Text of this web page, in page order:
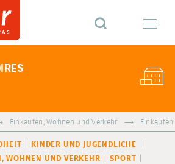
Einkaufen, Wohnen und Verkehr Einkaufen
KINDER UND JUGENDLICHE
WOHNEN UND VERKEHR
SPORT